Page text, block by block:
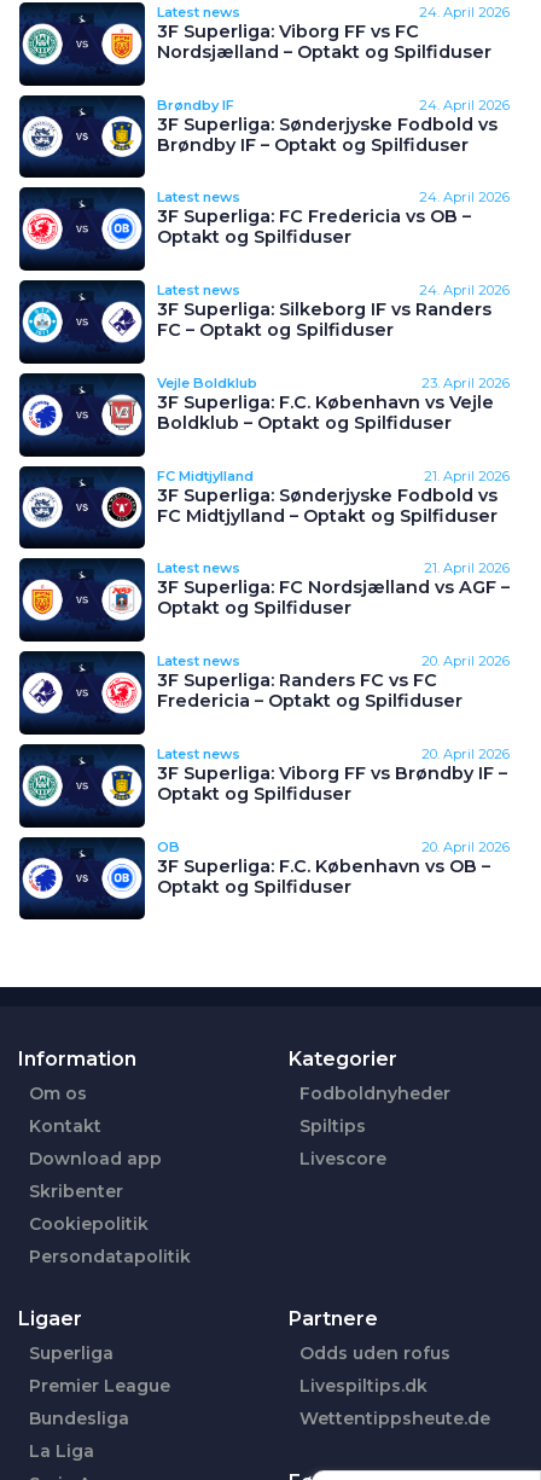
Latest news 24. April 2026
3F Superliga: Viborg FF vs FC
Nordsjælland – Optakt og Spilfiduser
Brøndby IF 24. April 2026
3F Superliga: Sønderjyske Fodbold vs
Brøndby IF – Optakt og Spilfiduser
Latest news 24. April 2026
3F Superliga: FC Fredericia vs OB –
Optakt og Spilfiduser
Latest news 24. April 2026
3F Superliga: Silkeborg IF vs Randers
FC – Optakt og Spilfiduser
Vejle Boldklub 23. April 2026
3F Superliga: F.C. København vs Vejle
Boldklub – Optakt og Spilfiduser
FC Midtjylland 21. April 2026
3F Superliga: Sønderjyske Fodbold vs
FC Midtjylland – Optakt og Spilfiduser
Latest news 21. April 2026
3F Superliga: FC Nordsjælland vs AGF –
Optakt og Spilfiduser
Latest news 20. April 2026
3F Superliga: Randers FC vs FC
Fredericia – Optakt og Spilfiduser
Latest news 20. April 2026
3F Superliga: Viborg FF vs Brøndby IF –
Optakt og Spilfiduser
OB 20. April 2026
3F Superliga: F.C. København vs OB –
Optakt og Spilfiduser
Information
Om os
Kontakt
Download app
Skribenter
Cookiepolitik
Persondatapolitik
Kategorier
Fodboldnyheder
Spiltips
Livescore
Ligaer
Superliga
Premier League
Bundesliga
La Liga
Partnere
Odds uden rofus
Livespiltips.dk
Wettentippsheute.de